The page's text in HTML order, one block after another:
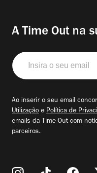
A Time Out na
Insira
o
seu
Ao inserir o seu email
Utilização e Política de
emails da Time Out com
parceiros.